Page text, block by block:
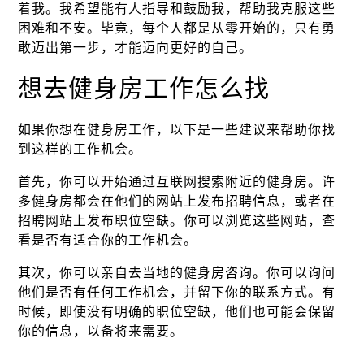
着我。我希望能有人指导和鼓励我，帮助我克服这些
困难和不安。毕竟，每个人都是从零开始的，只有勇
敢迈出第一步，才能迈向更好的自己。
想去健身房工作怎么找
如果你想在健身房工作，以下是一些建议来帮助你找
到这样的工作机会。
首先，你可以开始通过互联网搜索附近的健身房。许
多健身房都会在他们的网站上发布招聘信息，或者在
招聘网站上发布职位空缺。你可以浏览这些网站，查
看是否有适合你的工作机会。
其次，你可以亲自去当地的健身房咨询。你可以询问
他们是否有任何工作机会，并留下你的联系方式。有
时候，即使没有明确的职位空缺，他们也可能会保留
你的信息，以备将来需要。